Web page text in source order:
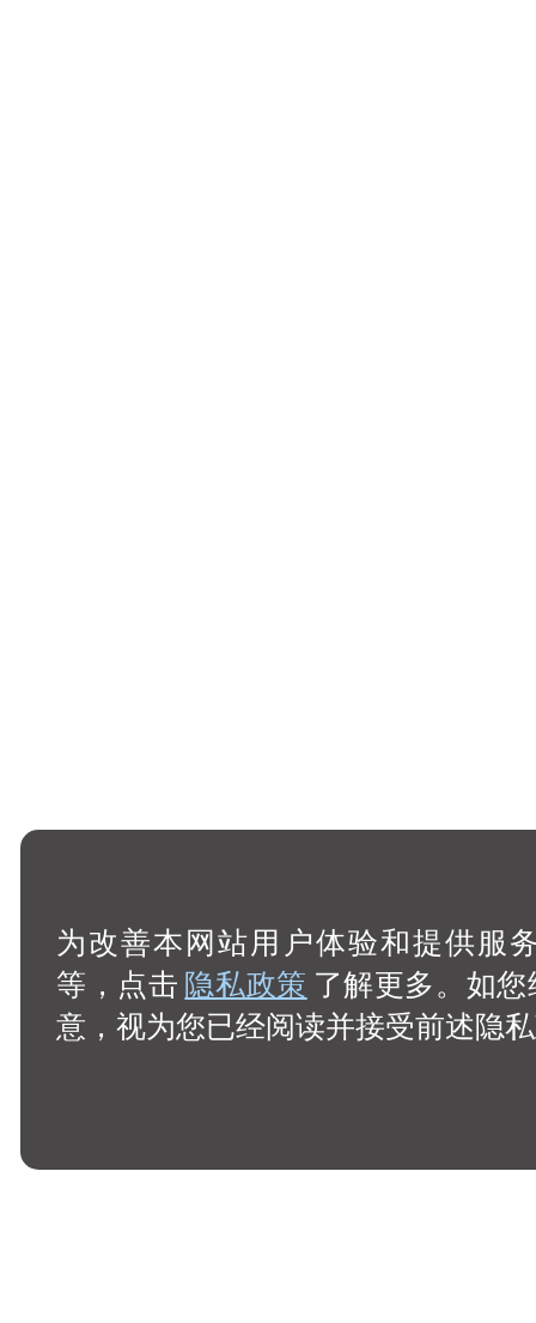
为改善本网站用户体验和提供服
等，点击隐私政策 了解更多。如
意，视为您已经阅读并接受前述隐